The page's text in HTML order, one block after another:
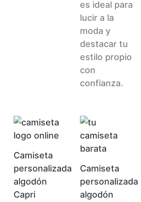
es ideal para
lucir a la
moda y
destacar tu
estilo propio
con
confianza.
Camiseta
personalizada
algodón
Capri
Camiseta
personalizada
algodón